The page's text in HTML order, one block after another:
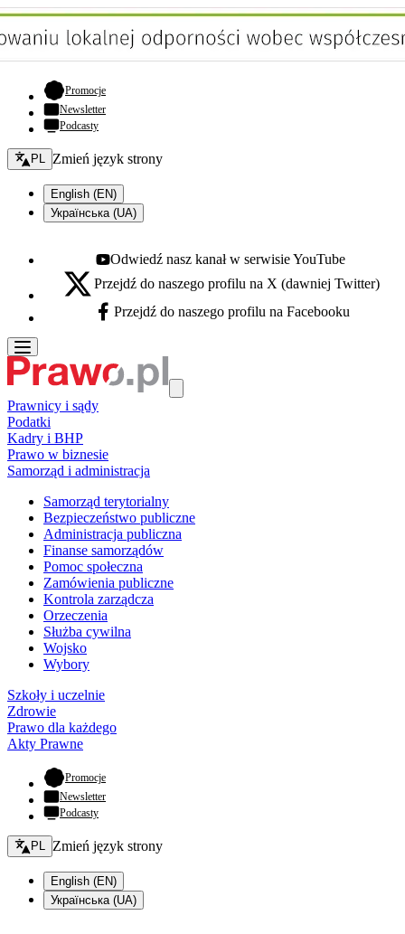
Promocje- otwiera się w nowej karcie
Newsletter
Podcasty
Zmień język - bieżący:
PL Zmień język strony
English (EN)
Українська (UA)
Youtube - otwiera się w nowej karcie
Odwiedź nasz kanał w serwisie YouTube
X - otwiera się w nowej karcie
Przejdź do naszego profilu na X (dawniej Twitter)
Facebook - otwiera się w nowej karcie
Przejdź do naszego profilu na Facebooku
Prawnicy i sądy
Podatki
Kadry i BHP
Prawo w biznesie
Samorząd i administracja
Samorząd terytorialny
Bezpieczeństwo publiczne
Administracja publiczna
Finanse samorządów
Pomoc społeczna
Zamówienia publiczne
Kontrola zarządcza
Orzeczenia
Służba cywilna
Wojsko
Wybory
Szkoły i uczelnie
Zdrowie
Prawo dla każdego
Akty Prawne
Promocje- otwiera się w nowej karcie
Newsletter
Podcasty
Zmień język - bieżący:
PL Zmień język strony
English (EN)
Українська (UA)